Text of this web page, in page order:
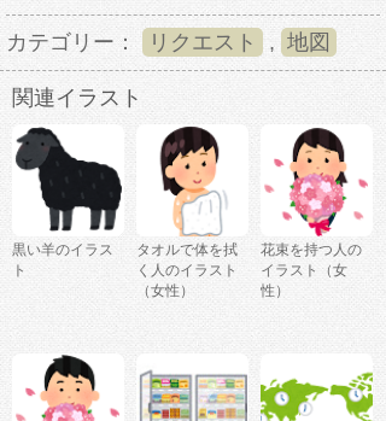
カテゴリー： リクエスト , 地図
関連イラスト
黒い羊のイラス
ト
タオルで体を拭
く人のイラスト
（女性）
花束を持つ人の
イラスト（女
性）